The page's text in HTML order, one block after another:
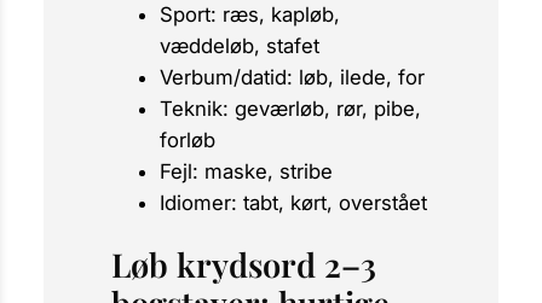
Sport: ræs, kapløb,
væddeløb, stafet
Verbum/datid: løb, ilede, for
Teknik: geværløb, rør, pibe,
forløb
Fejl: maske, stribe
Idiomer: tabt, kørt, overstået
Løb krydsord 2–3